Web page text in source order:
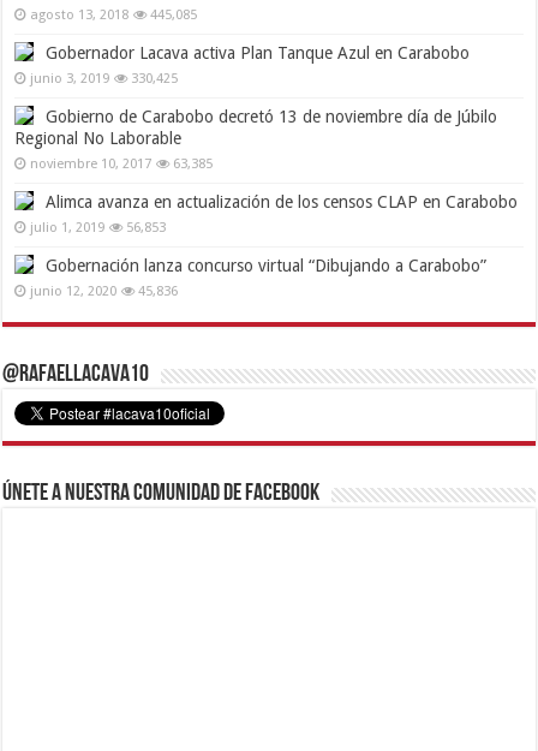
agosto 13, 2018 445,085
Gobernador Lacava activa Plan Tanque Azul en Carabobo
junio 3, 2019 330,425
Gobierno de Carabobo decretó 13 de noviembre día de Júbilo
Regional No Laborable
noviembre 10, 2017 63,385
Alimca avanza en actualización de los censos CLAP en Carabobo
julio 1, 2019 56,853
Gobernación lanza concurso virtual “Dibujando a Carabobo”
junio 12, 2020 45,836
@RafaelLacava10
Únete a nuestra comunidad de Facebook